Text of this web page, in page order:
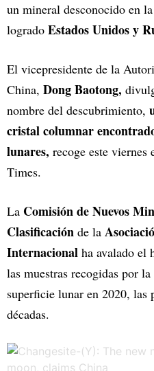
un mineral desconocido en
logrado Estados Unidos y
El vicepresidente de la
China, Dong Baotong,
nombre del descubrimiento,
cristal columnar
lunares, recoge este
Times.
La Comisión de Nuevos
Clasificación de la
Internacional ha avalado el
las muestras recogidas por
superficie lunar en 2020, las
décadas.